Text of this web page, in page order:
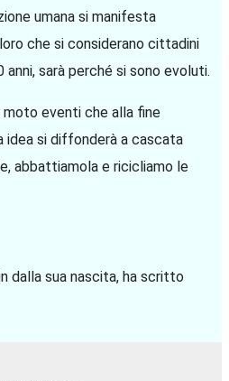
umana si manifesta
che si considerano cittadini
sarà perché si sono evoluti.
moto eventi che alla fine
idea si diffonderà a cascata
abbattiamola e ricicliamo le
dalla sua nascita, ha scritto